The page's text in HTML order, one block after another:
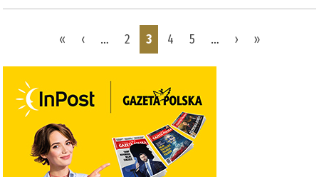
« ‹ … 2 3 4 5 … › »